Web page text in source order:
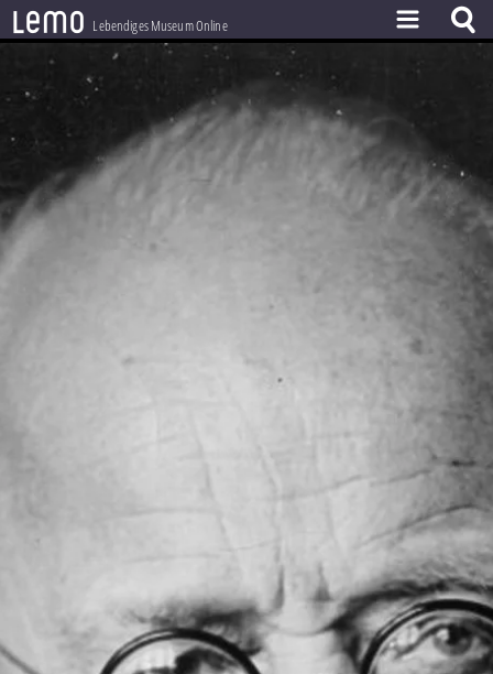
lemo Lebendiges Museum Online
ZEITSTRAHL
THEMEN
ZEITZEUGEN
BESTAND
LERNEN